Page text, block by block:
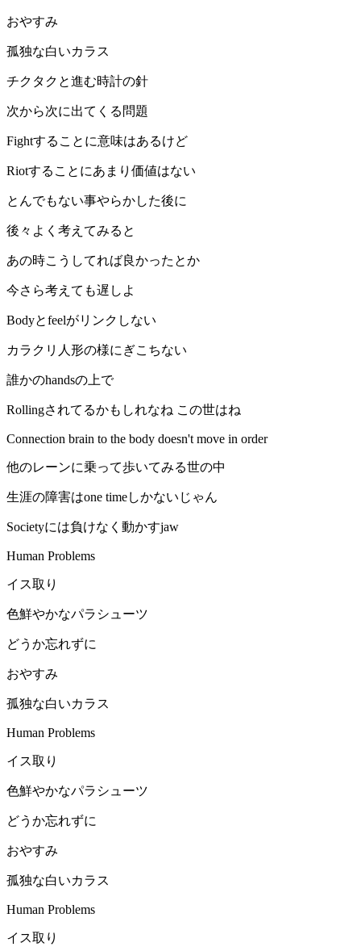
おやすみ
孤独な白いカラス
チクタクと進む時計の針
次から次に出てくる問題
Fightすることに意味はあるけど
Riotすることにあまり価値はない
とんでもない事やらかした後に
後々よく考えてみると
あの時こうしてれば良かったとか
今さら考えても遅しよ
Bodyとfeelがリンクしない
カラクリ人形の様にぎこちない
誰かのhandsの上で
Rollingされてるかもしれなね この世はね
Connection brain to the body doesn't move in order
他のレーンに乗って歩いてみる世の中
生涯の障害はone timeしかないじゃん
Societyには負けなく動かすjaw
Human Problems
イス取り
色鮮やかなパラシューツ
どうか忘れずに
おやすみ
孤独な白いカラス
Human Problems
イス取り
色鮮やかなパラシューツ
どうか忘れずに
おやすみ
孤独な白いカラス
Human Problems
イス取り